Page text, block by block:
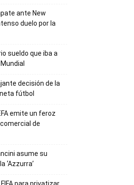
ante New
duelo por la
sueldo que iba a
decisión de la
fútbol
emite un feroz
de
asume su
‘Azzurra’